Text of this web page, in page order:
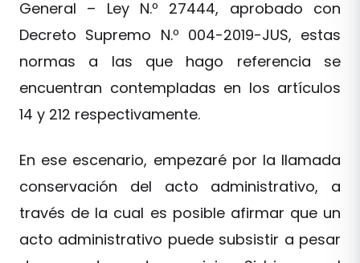
General – Ley N.º 27444, aprobado con
Decreto Supremo N.º 004-2019-JUS, estas
normas a las que hago referencia se
encuentran contempladas en los artículos
14 y 212 respectivamente.
En ese escenario, empezaré por la llamada
conservación del acto administrativo, a
través de la cual es posible afirmar que un
acto administrativo puede subsistir a pesar